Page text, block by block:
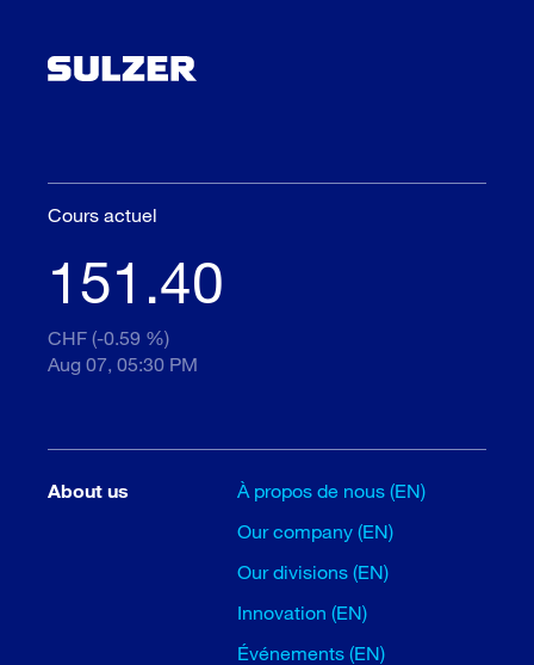
Cours actuel
151.40
CHF (-0.59 %)
Aug 07, 05:30 PM
About us
À propos de nous (EN)
Our company (EN)
Our divisions (EN)
Innovation (EN)
Événements (EN)